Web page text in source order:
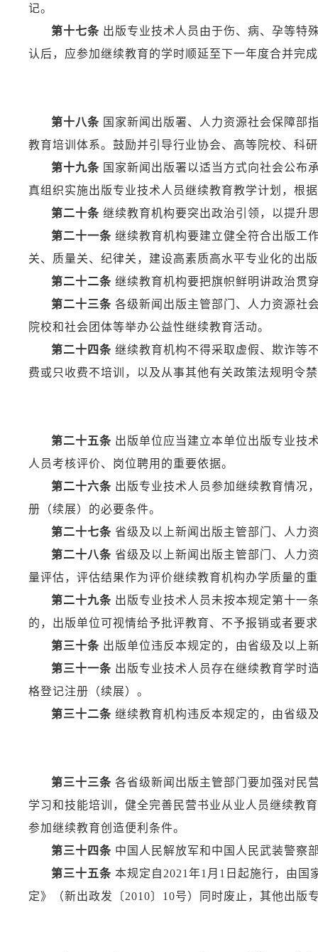
记。
第十七条 出版专业技术人员由于伤、病、孕等特
认后，应参加继续教育的学时顺延至下一年度合并完
第十八条 国家新闻出版署、人力资源社会保障部
教育培训体系。鼓励并引导行业协会、高等院校、科
第十九条 国家新闻出版署以适当方式向社会公布
真组织实施出版专业技术人员继续教育教学计划，根
第二十条 继续教育机构要突出政治引领，以提升
第二十一条 继续教育机构要建立健全符合出版工
关、质量关、纪律关，建设高素质高水平专业化的出
第二十二条 继续教育机构要把旗帜鲜明讲政治贯
第二十三条 各级新闻出版主管部门、人力资源社
院校和社会团体等举办公益性继续教育活动。
第二十四条 继续教育机构不得采取虚假、欺诈等
费或只收费不培训，以及从事其他有关政策法规明令
第二十五条 出版单位应当建立本单位出版专业技
人员考核评价、岗位聘用的重要依据。
第二十六条 出版专业技术人员参加继续教育情况
册（续展）的必要条件。
第二十七条 省级及以上新闻出版主管部门、人力
第二十八条 省级及以上新闻出版主管部门、人力
量评估，评估结果作为评价继续教育机构办学质量的
第二十九条 出版专业技术人员未按本规定第十一
的，出版单位可视情给予批评教育、不予报销或者要
第三十条 出版单位违反本规定的，由省级及以上
第三十一条 出版专业技术人员存在继续教育学时
格登记注册（续展）。
第三十二条 继续教育机构违反本规定的，由省级
第三十三条 各省级新闻出版主管部门要加强对民
学习和技能培训，健全完善民营书业从业人员继续教
参加继续教育创造便利条件。
第三十四条 中国人民解放军和中国人民武装警察
第三十五条 本规定自2021年1月1日起施行，由
定》（新出政发〔2010〕10号）同时废止，其他出